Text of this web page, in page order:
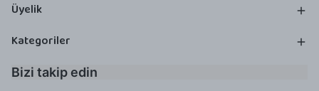
Üyelik
Kategoriler
Bizi takip edin